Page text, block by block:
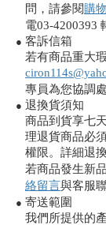
問，請參閱購
電03-4200393
● 客訴信箱
若有商品重大
專員為您協調處
● 退換貨須知
商品到貨享七
理退貨商品必
權限。詳細退
若商品發生新
絡留言與客服聯
● 寄送範圍
我們所提供的